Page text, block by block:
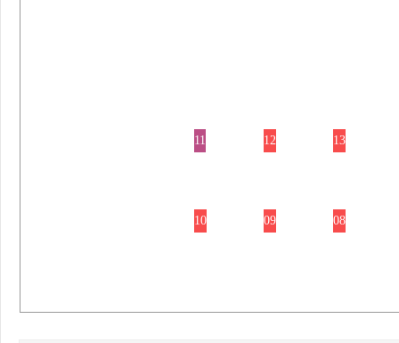
11 12 13
10 09 08